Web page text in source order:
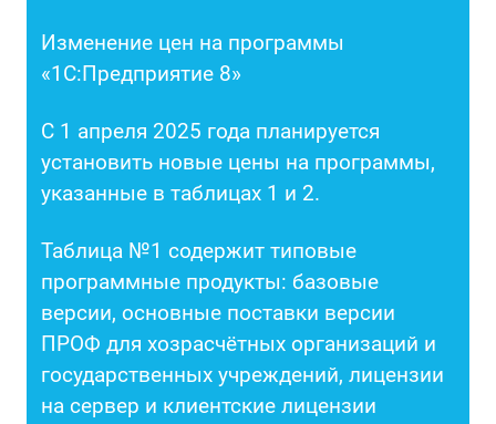
Изменение цен на программы
«1С:Предприятие 8»
С 1 апреля 2025 года планируется
установить новые цены на программы,
указанные в таблицах 1 и 2.
Таблица №1 содержит типовые
программные продукты: базовые
версии, основные поставки версии
ПРОФ для хозрасчётных организаций и
государственных учреждений, лицензии
на сервер и клиентские лицензии